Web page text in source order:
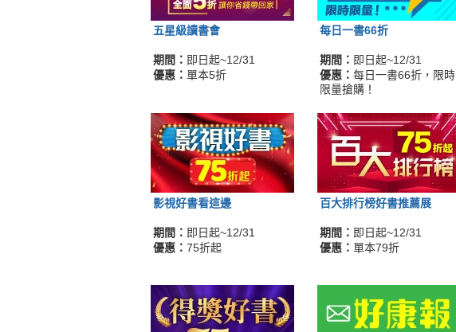
五星級讀書會
期間： 即日起~12/31
優惠：單本5折
每日一書66折
期間： 即日起~12/31
優惠：每日一書66折，限時
限量搶購！
影視好書看這邊
期間： 即日起~12/31
優惠：75折起
百大排行榜好書推薦展
期間： 即日起~12/31
優惠： 單本79折